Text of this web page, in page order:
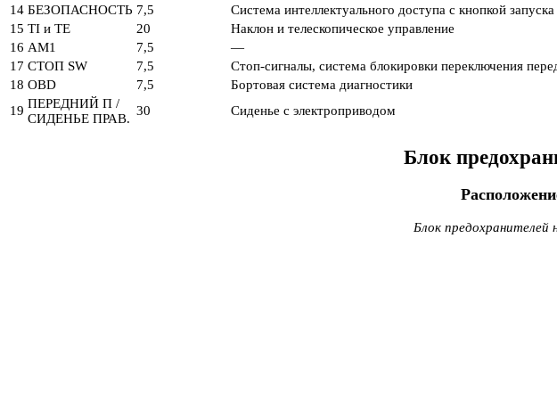
14 БЕЗОПАСНОСТЬ 7,5
Система интеллектуального доступа с кнопкой запуска
15 TI и TE 20
Наклон и телескопическое управление
16 AM1 7,5
—
17 СТОП SW 7,5
Стоп-сигналы, система блокировки переключения
18 OBD 7,5
Бортовая система диагностики
19 ПЕРЕДНИЙ П /
СИДЕНЬЕ ПРАВ.
30 Сиденье с электроприводом
Блок
Блок предохранителей